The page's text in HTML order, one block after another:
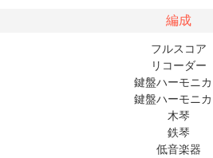
編成
フルスコア
リコーダー
鍵盤ハーモニカ
鍵盤ハーモニカ
木琴
鉄琴
低音楽器